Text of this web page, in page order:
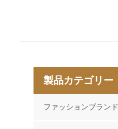
製品カテゴリー
ファッションブランド